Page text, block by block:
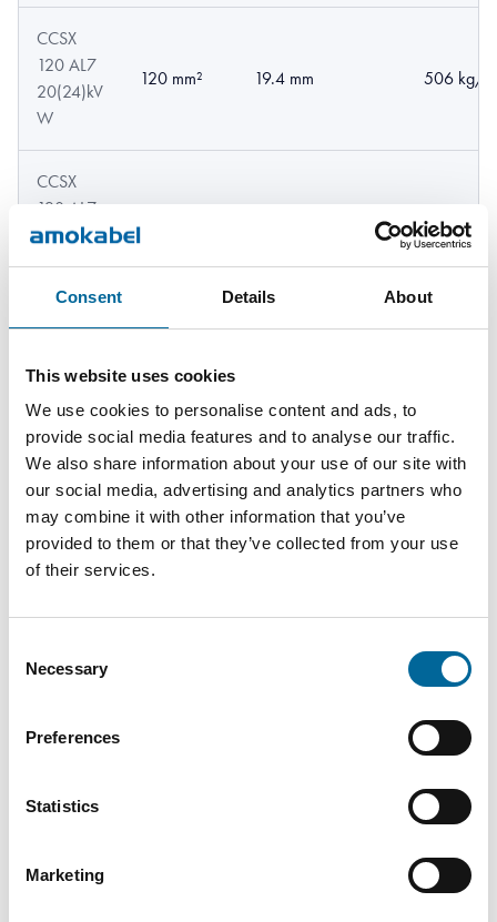
Consent Details About
This website uses cookies
We use cookies to personalise content and ads, to
provide social media features and to analyse our traffic.
We also share information about your use of our site with
our social media, advertising and analytics partners who
may combine it with other information that you’ve
provided to them or that they’ve collected from your use
of their services.
Selection
Necessary
Preferences
Statistics
Marketing
CCSX
120 AL7
20(24)kV
W
120 mm² 19.4 mm 506 kg/
CCSX
120 AL7
30(36)kV
W
120 mm² 547 kg/
CCSX
33kV W
CCSX
120 AL7
52kV W
120 mm² 22.8 mm 610 kg/
159 AL7
724 kg/
CCSX
52kV W